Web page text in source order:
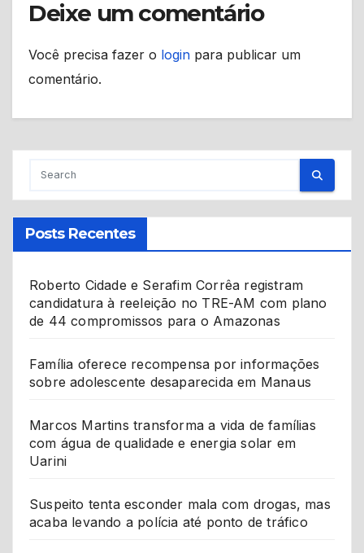
Deixe um comentário
Você precisa fazer o login para publicar um
comentário.
Posts Recentes
Roberto Cidade e Serafim Corrêa registram
candidatura à reeleição no TRE-AM com plano
de 44 compromissos para o Amazonas
Família oferece recompensa por informações
sobre adolescente desaparecida em Manaus
Marcos Martins transforma a vida de famílias
com água de qualidade e energia solar em
Uarini
Suspeito tenta esconder mala com drogas, mas
acaba levando a polícia até ponto de tráfico